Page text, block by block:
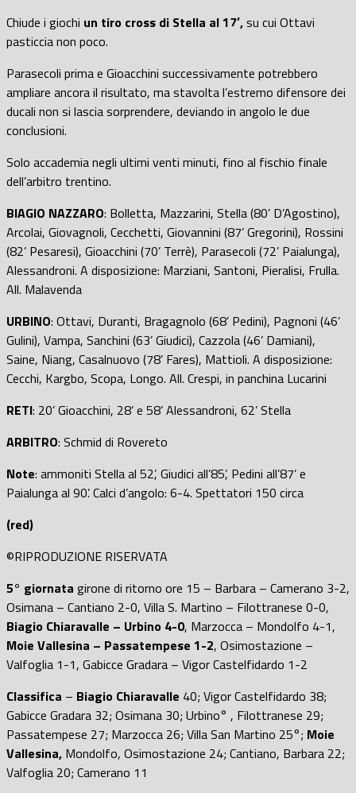
Chiude i giochi un tiro cross di Stella al 17′,su cui Ottavi
pasticcia non poco.
Parasecoli prima e Gioacchini successivamente potrebbero
ampliare ancora il risultato, ma stavolta l’estremo difensore dei
ducali non si lascia sorprendere, deviando in angolo le due
conclusioni.
Solo accademia negli ultimi venti minuti, fino al fischio finale
dell’arbitro trentino.
BIAGIO NAZZARO: Bolletta, Mazzarini, Stella (80’ D’Agostino),
Arcolai, Giovagnoli, Cecchetti, Giovannini (87’ Gregorini), Rossini
(82’ Pesaresi), Gioacchini (70’ Terrè), Parasecoli (72’ Paialunga),
Alessandroni. A disposizione: Marziani, Santoni, Pieralisi, Frulla.
All. Malavenda
URBINO: Ottavi, Duranti, Bragagnolo (68’ Pedini), Pagnoni (46’
Gulini), Vampa, Sanchini (63’ Giudici), Cazzola (46’ Damiani),
Saine, Niang, Casalnuovo (78’ Fares), Mattioli. A disposizione:
Cecchi, Kargbo, Scopa, Longo. All. Crespi, in panchina Lucarini
RETI: 20’ Gioacchini, 28’ e 58’ Alessandroni, 62’ Stella
ARBITRO: Schmid di Rovereto
Note: ammoniti Stella al 52’, Giudici all’85’, Pedini all’87’ e
Paialunga al 90’. Calci d’angolo: 6-4. Spettatori 150 circa
(red)
©RIPRODUZIONE RISERVATA
5° giornata girone di ritorno ore 15 – Barbara – Camerano 3-2,
Osimana – Cantiano 2-0, Villa S. Martino – Filottranese 0-0,
Biagio Chiaravalle – Urbino 4-0, Marzocca – Mondolfo 4-1,
Moie Vallesina – Passatempese 1-2, Osimostazione –
Valfoglia 1-1, Gabicce Gradara – Vigor Castelfidardo 1-2
Classifica – Biagio Chiaravalle 40; Vigor Castelfidardo 38;
Gabicce Gradara 32; Osimana 30; Urbino° , Filottranese 29;
Passatempese 27; Marzocca 26; Villa San Martino 25°; Moie
Vallesina, Mondolfo, Osimostazione 24; Cantiano, Barbara 22;
Valfoglia 20; Camerano 11